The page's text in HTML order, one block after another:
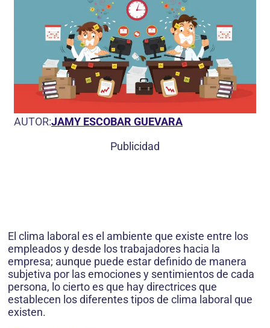
AUTOR:JAMY ESCOBAR GUEVARA
Publicidad
El clima laboral es el ambiente que existe entre los
empleados y desde los trabajadores hacia la
empresa; aunque puede estar definido de manera
subjetiva por las emociones y sentimientos de cada
persona, lo cierto es que hay directrices que
establecen los diferentes tipos de clima laboral que
existen.